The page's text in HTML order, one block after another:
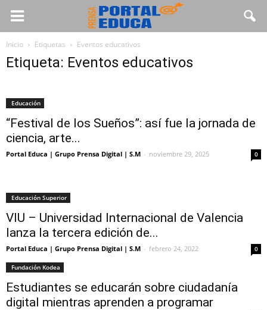
Inicio Etiquetas Eventos educativos
Etiqueta: Eventos educativos
Educación
“Festival de los Sueños”: así fue la jornada de
ciencia, arte...
Portal Educa | Grupo Prensa Digital | S.M - noviembre 29, 2025 0
Educación Superior
VIU – Universidad Internacional de Valencia
lanza la tercera edición de...
Portal Educa | Grupo Prensa Digital | S.M - febrero 24, 2022 0
Fundación Kodea
Estudiantes se educarán sobre ciudadanía
digital mientras aprenden a programar